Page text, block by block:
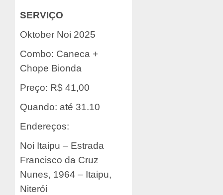
SERVIÇO
Oktober Noi 2025
Combo: Caneca +
Chope Bionda
Preço: R$ 41,00
Quando: até 31.10
Endereços:
Noi Itaipu – Estrada
Francisco da Cruz
Nunes, 1964 – Itaipu,
Niterói